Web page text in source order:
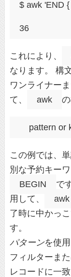
$ awk 'END
36
これにより、
なります。 構
ワンライナー
て、
awk
pattern or
この例では、
別な予約キー
BEGIN
で
用して、
awk
了時に中かっ
す。
パターンを使
フィルターま
レコードに一